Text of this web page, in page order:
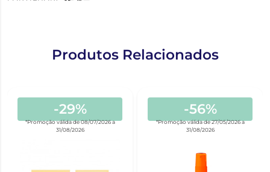
Produtos Relacionados
-29%
*Promoção válida de 08/07/2026 a
31/08/2026
-56%
*Promoção válida de 27/05/2026 a
31/08/2026